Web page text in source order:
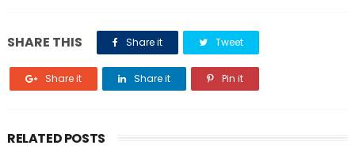
SHARE THIS Share it Tweet
Share it Share it Pin it
RELATED POSTS